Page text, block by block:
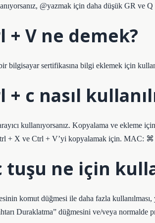
@yazmak için daha düşük GR ve
+ V ne demek?
bilgisayar sertifikasına bilgi eklemek için
+ c nasıl
kullanıyorsanız. Kopyalama ve ekleme
+ X ve Ctrl + V’yi kopyalamak için. MAC:
tuşu ne için
komut düğmesi ile daha fazla
Duraklatma” düğmesini ve/veya normalde